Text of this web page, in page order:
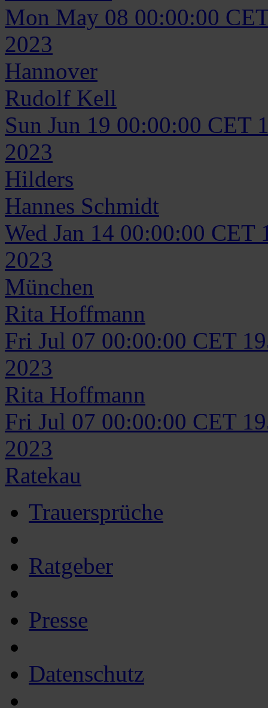
Mon May 08 00:00:00
2023
Hannover
Rudolf Kell
Sun Jun 19 00:00:00 CET
2023
Hilders
Hannes Schmidt
Wed Jan 14 00:00:00 CET
2023
München
Rita Hoffmann
Fri Jul 07 00:00:00 CET
2023
Rita Hoffmann
Fri Jul 07 00:00:00 CET
2023
Ratekau
Trauersprüche
Ratgeber
Presse
Datenschutz